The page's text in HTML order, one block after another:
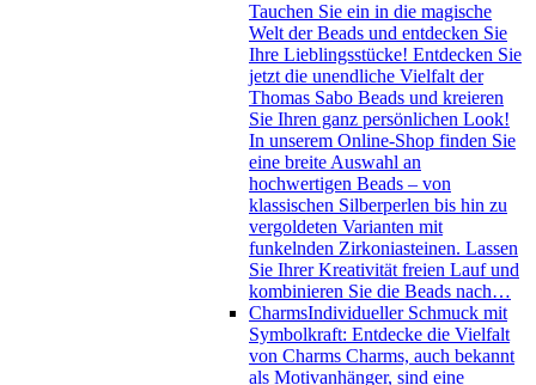
Tauchen Sie ein in die magische
Welt der Beads und entdecken Sie
Ihre Lieblingsstücke! Entdecken Sie
jetzt die unendliche Vielfalt der
Thomas Sabo Beads und kreieren
Sie Ihren ganz persönlichen Look!
In unserem Online-Shop finden Sie
eine breite Auswahl an
hochwertigen Beads – von
klassischen Silberperlen bis hin zu
vergoldeten Varianten mit
funkelnden Zirkoniasteinen. Lassen
Sie Ihrer Kreativität freien Lauf und
kombinieren Sie die Beads nach…
CharmsIndividueller Schmuck mit
Symbolkraft: Entdecke die Vielfalt
von Charms Charms, auch bekannt
als Motivanhänger, sind eine